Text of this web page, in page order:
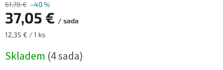
61,78 € –40 %
37,05 € / sada
Měrná
12,35 € / 1 ks
Skladem (4 sada)